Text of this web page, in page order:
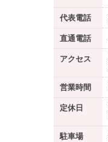
代表電話
直通電話
アクセス
営業時間
定休日
駐車場